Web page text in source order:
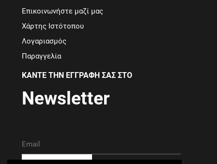
Επικοινωνήστε μαζί μας
Χάρτης Ιστότοπου
Λογαριασμός
Παραγγελία
ΚΑΝΤΕ ΤΗΝ ΕΓΓΡΑΦΗ ΣΑΣ ΣΤΟ
Newsletter